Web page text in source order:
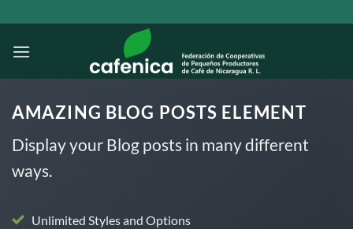
al
contenido
AMAZING BLOG POSTS ELEMENT
Display your Blog posts in many different
ways.
Unlimited Styles and Options